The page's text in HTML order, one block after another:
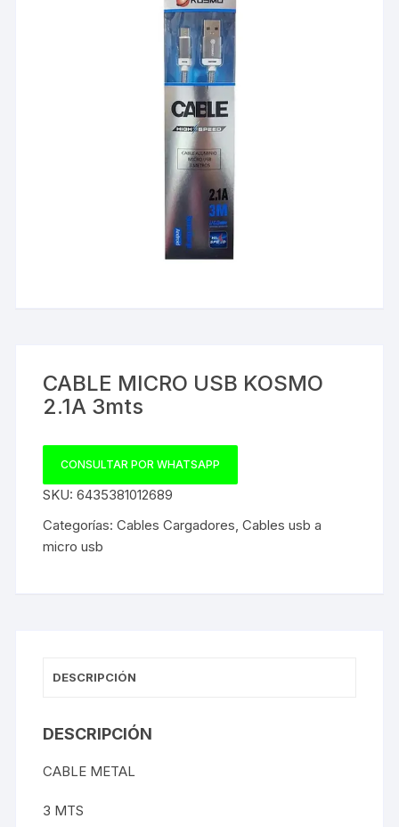
CABLE MICRO USB KOSMO
2.1A 3mts
CONSULTAR POR WHATSAPP
SKU:6435381012689
Categorías:Cables Cargadores ,Cables usb a
micro usb
DESCRIPCIÓN
DESCRIPCIÓN
CABLE METAL
3 MTS